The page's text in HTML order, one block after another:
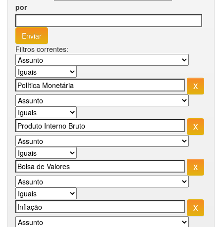
por
Filtros correntes: